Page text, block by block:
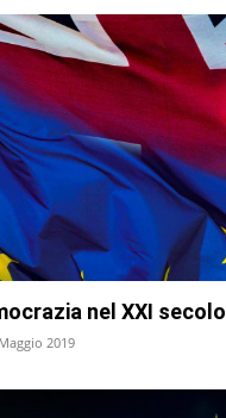
nel XXI secolo
2019